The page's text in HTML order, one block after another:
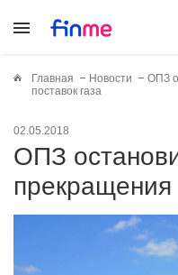
Главная Новости
ОПЗ
поставок газа
02.05.2018
ОПЗ остановил работу из-за
прекращения